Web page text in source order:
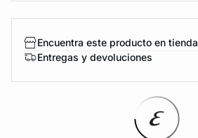
Encuentra este producto en tienda
Entregas y devoluciones